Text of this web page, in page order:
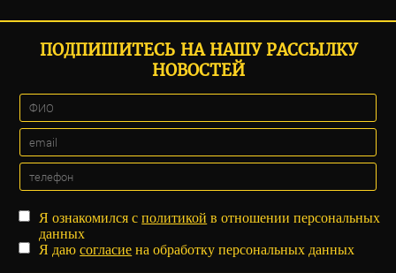
ПОДПИШИТЕСЬ НА НАШУ РАССЫЛКУ
НОВОСТЕЙ
Я ознакомился сполитикой в отношении персональных
данных
Я даюсогласие на обработку персональных данных